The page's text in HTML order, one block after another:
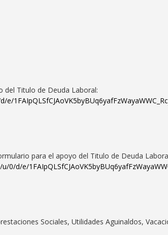
del Titulo de Deuda Laboral:
para el apoyo del Titulo de Deuda
d/e/
Sociales, Utilidades Aguinaldos,